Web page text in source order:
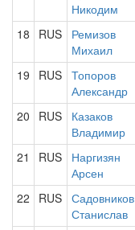
Никодим
18 RUS
Ремизов
Михаил
19 RUS Топоров
Александр
20 RUS
Казаков
Владимир
21 RUS
Наргизян
Арсен
22 RUS Садовников
Станислав